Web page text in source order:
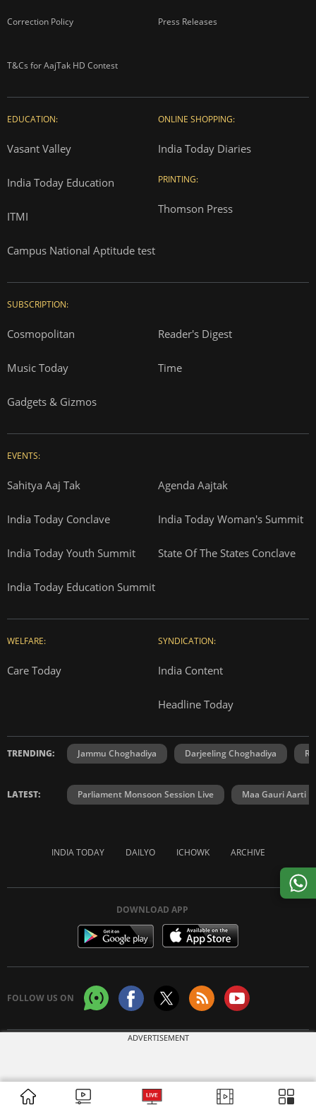
Correction Policy Press Releases
T&Cs for AajTak HD Contest
EDUCATION:
Vasant Valley
India Today Education
ITMI
Campus National Aptitude test
ONLINE SHOPPING:
India Today Diaries
PRINTING:
Thomson Press
SUBSCRIPTION:
Cosmopolitan Reader's Digest
Music Today Time
Gadgets & Gizmos
EVENTS:
Sahitya Aaj Tak Agenda Aajtak
India Today Conclave India Today Woman's Summit
India Today Youth Summit State Of The States Conclave
India Today Education Summit
WELFARE:
Care Today
SYNDICATION:
India Content
Headline Today
TRENDING: Jammu Choghadiya Darjeeling Choghadiya
LATEST: Parliament Monsoon Session Live Maa Gauri Aarti
INDIA TODAY DAILYO ICHOWK ARCHIVE
DOWNLOAD APP
FOLLOW US ON
ADVERTISEMENT